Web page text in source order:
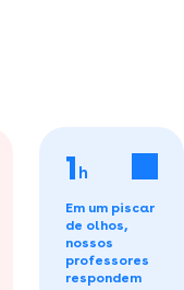
1 h
Em um piscar
de olhos,
nossos
professores
respondem